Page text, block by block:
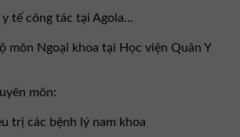
tế công tác tại Agola...
môn Ngoại khoa tại Học viện Quân Y
môn:
trị các bệnh lý nam khoa